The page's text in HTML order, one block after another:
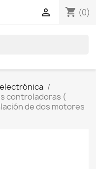
shopping_cart (0)

controladoras (
de dos motores